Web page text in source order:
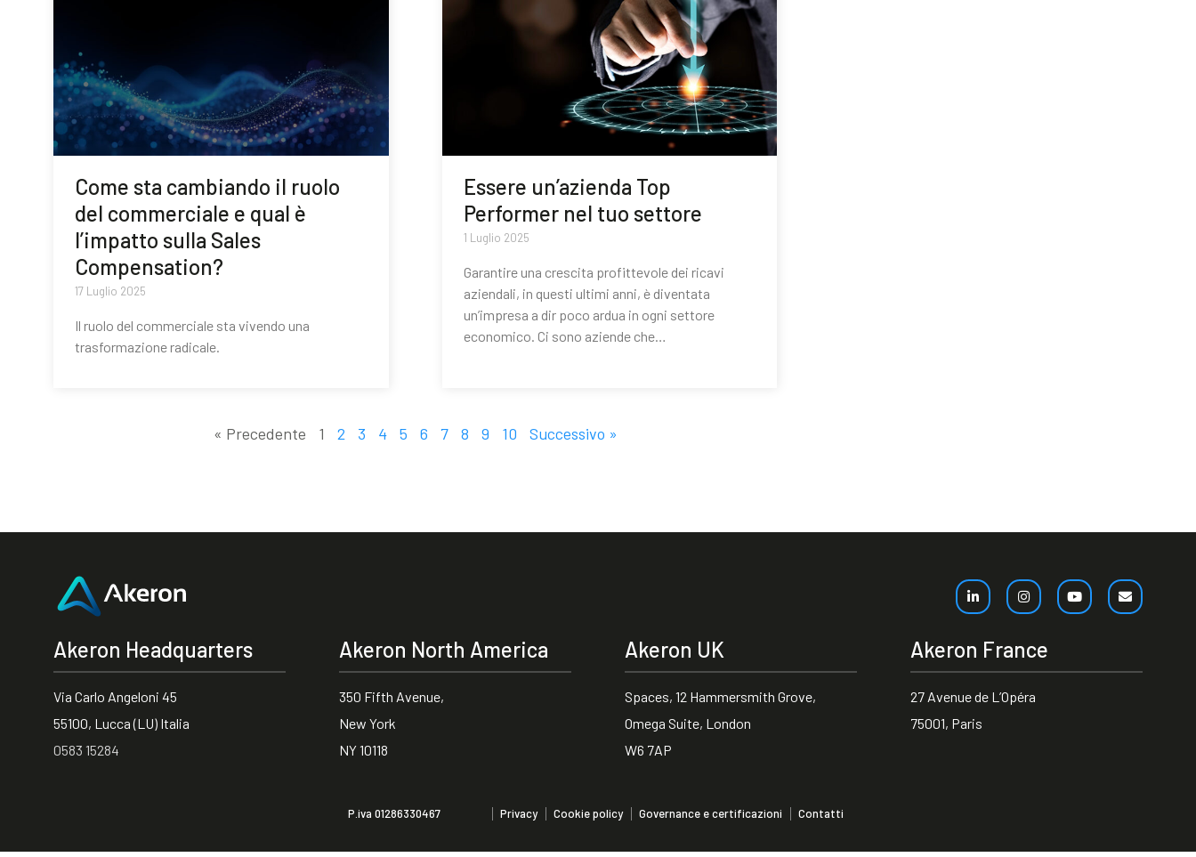
Come sta cambiando il ruolo
del commerciale e qual è
l’impatto sulla Sales
Compensation?
17 Luglio 2025
Il ruolo del commerciale sta vivendo una
trasformazione radicale.
Essere un’azienda Top
Performer nel tuo settore
1 Luglio 2025
Garantire una crescita profittevole dei ricavi
aziendali, in questi ultimi anni, è diventata
un’impresa a dir poco ardua in ogni settore
economico. Ci sono aziende che…
« Precedente 1 2 3 4 5 6 7 8 9 10 Successivo »
Akeron Headquarters
Via Carlo Angeloni 45
55100, Lucca (LU) Italia
0583 15284
Akeron North America
350 Fifth Avenue,
New York
NY 10118
Akeron UK
Spaces, 12 Hammersmith Grove,
Omega Suite, London
W6 7AP
Akeron France
27 Avenue de L’Opéra
75001, Paris
P.iva 01286330467 Privacy Cookie policy Governance e certificazioni Contatti